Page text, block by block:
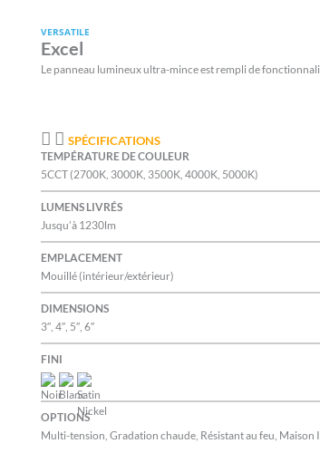
VERSATILE
Excel
Le panneau lumineux ultra-mince est rempli de
SPÉCIFICATIONS
TEMPÉRATURE DE COULEUR
5CCT (2700K, 3000K, 3500K, 4000K, 5000K)
LUMENS LIVRÉS
Jusqu’à 1230lm
EMPLACEMENT
Mouillé (intérieur/extérieur)
DIMENSIONS
3″, 4″, 5″, 6″
FINI
OPTIONS
Multi-tension, Gradation chaude, Résistant au feu, Maison